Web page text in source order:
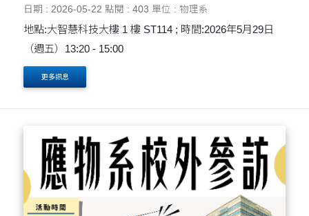
日期 : 2026-05-22 點閱 : 403 單位 : 物理系
地點:大智慧科技大樓 1 樓 ST114 ; 時間:2026年5月29日
（週五）13:20 - 15:00
更多訊息